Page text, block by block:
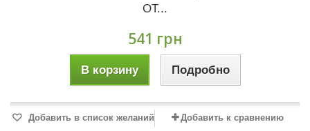
ОТ...
541 грн
В корзину Подробно
Добавить в список желаний Добавить к сравнению